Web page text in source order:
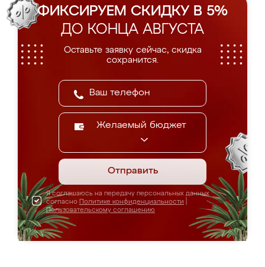
ФИКСИРУЕМ СКИДКУ В 5%
ДО КОНЦА АВГУСТА
Оставьте заявку сейчас, скидка
сохранится.
Желаемый бюджет
Отправить
Я соглашаюсь на передачу персональных данных
согласно Политике конфиденциальности
Пользовательскому соглашению